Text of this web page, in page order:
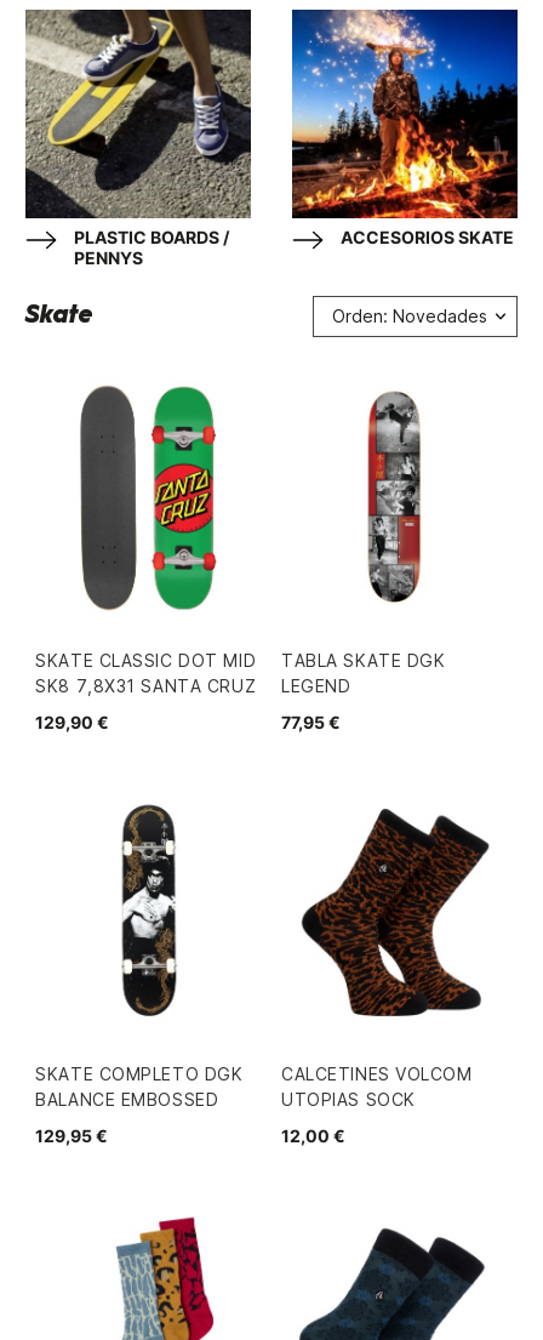
PLASTIC BOARDS /
PENNYS
ACCESORIOS SKATE
Skate Orden: Novedades
SKATE CLASSIC DOT MID
SK8 7,8X31 SANTA CRUZ
129,90 €
TABLA SKATE DGK
LEGEND
77,95 €
SKATE COMPLETO DGK
BALANCE EMBOSSED
129,95 €
CALCETINES VOLCOM
UTOPIAS SOCK
12,00 €